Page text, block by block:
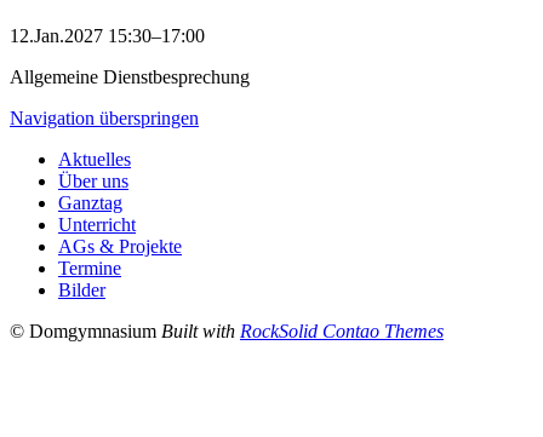
12.Jan.2027 15:30–17:00
Allgemeine Dienstbesprechung
Navigation überspringen
Aktuelles
Über uns
Ganztag
Unterricht
AGs & Projekte
Termine
Bilder
© Domgymnasium Built with RockSolid Contao Themes